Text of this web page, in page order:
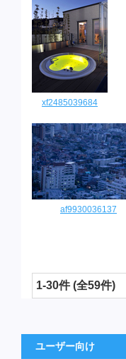
xf2485039684
af9930036137
1-30件 (全59件)
ユーザー向け